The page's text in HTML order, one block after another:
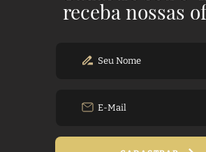
receba nossas